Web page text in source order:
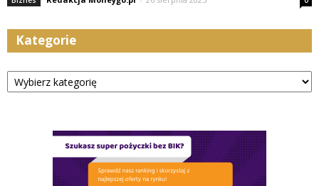
Kategorie
Kategorie